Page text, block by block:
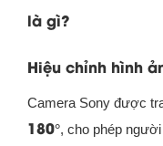
là gì?
Hiệu chỉnh hình
Camera Sony được
180°, cho phép